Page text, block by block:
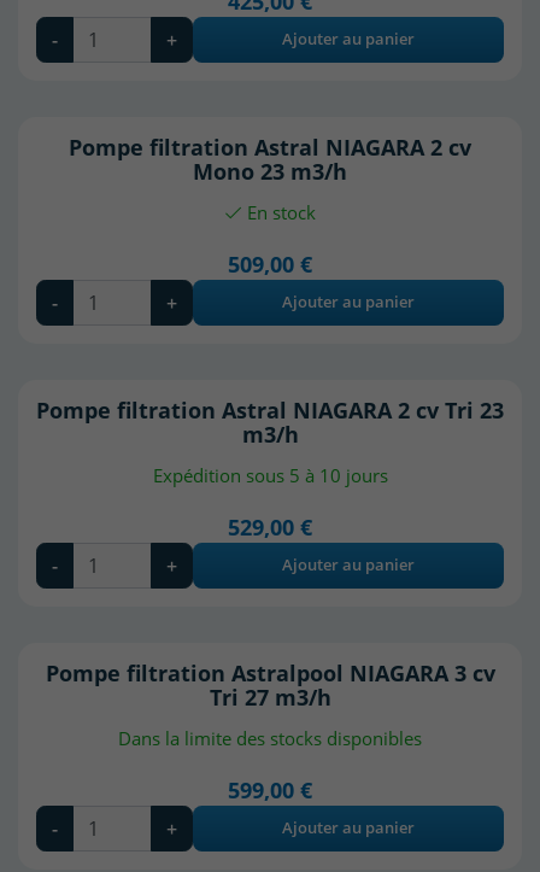
(3 avis)
- + Ajouter au panier
Pompe filtration Astral NIAGARA 2 cv
Mono 23 m3/h
En stock
509,00 €
- + Ajouter au panier
Pompe filtration Astral NIAGARA 2 cv Tri 23
m3/h
Expédition sous 5 à 10 jours
529,00 €
- + Ajouter au panier
Pompe filtration Astralpool NIAGARA 3 cv
Tri 27 m3/h
Dans la limite des stocks disponibles
599,00 €
- + Ajouter au panier